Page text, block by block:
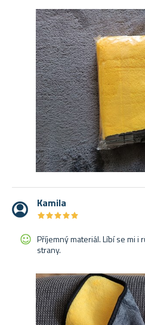
Kamila
★★★★★
★★★★★
Příjemný materiál. Líbí se mi i
strany.